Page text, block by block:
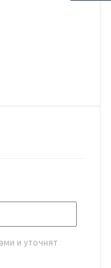
и уточнят